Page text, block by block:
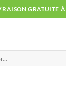
GRATUITE